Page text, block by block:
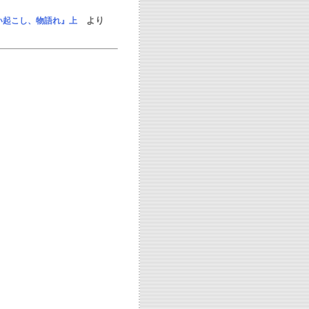
起こし、物語れ』上 より